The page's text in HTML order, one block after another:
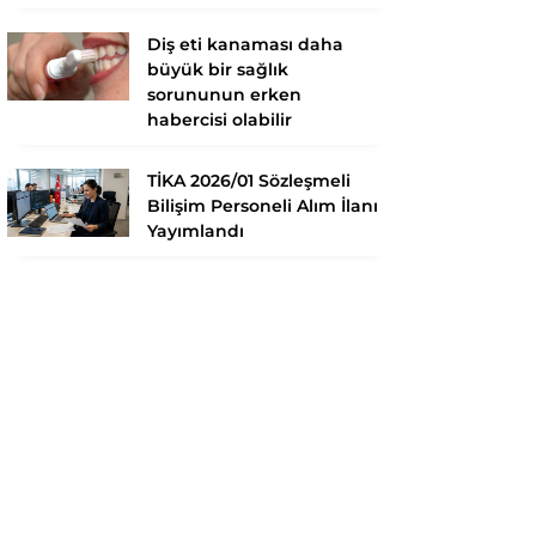
Diş eti kanaması daha
büyük bir sağlık
sorununun erken
habercisi olabilir
TİKA 2026/01 Sözleşmeli
Bilişim Personeli Alım İlanı
Yayımlandı